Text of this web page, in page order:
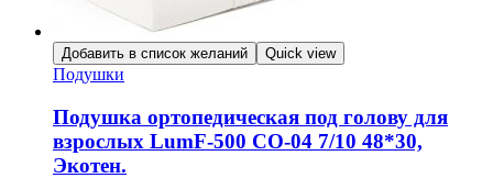
Добавить в список желаний Quick view
Подушки
Подушка ортопедическая под голову для
взрослых LumF-500 CО-04 7/10 48*30,
Экотен.